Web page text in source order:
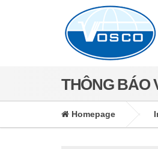
THÔNG BÁO
Homepage